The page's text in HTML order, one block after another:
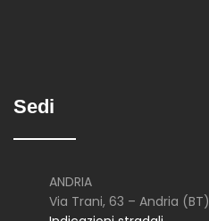
Sedi
ANDRIA
Via Trani, 63 – Andria (BT)